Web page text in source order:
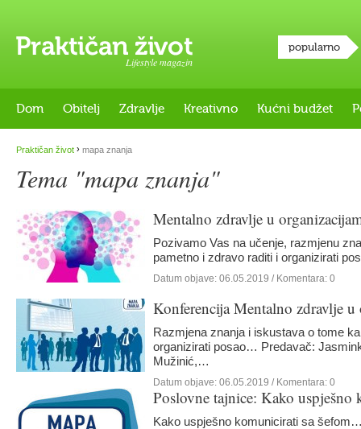
Lifestyle magazin
popularno
Dom Obitelj Zdravlje Kreativno Kućni budžet
Praktičan život › mapa znanja
Tema "mapa znanja"
Mentalno zdravlje u
Pozivamo Vas na učenje, razmjenu
pametno i zdravo raditi i organizirati
Datum objave: 06.05.2019 / Komentara: 0
Konferencija Mentalno zdravlje u
Razmjena znanja i iskustava o tome
organizirati posao… Predavač:
Mužinić,…
Datum objave: 06.05.2019 / Komentara: 0
Poslovne tajnice: Kako uspješno
zdrava prehrana u uredu
Kako uspješno komunicirati sa